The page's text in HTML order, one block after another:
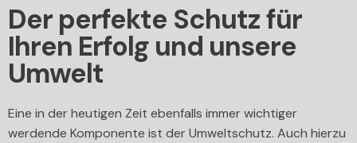
Der perfekte Schutz für
Ihren Erfolg und unsere
Umwelt
Eine in der heutigen Zeit ebenfalls immer wichtiger
werdende Komponente ist der Umweltschutz. Auch hierzu